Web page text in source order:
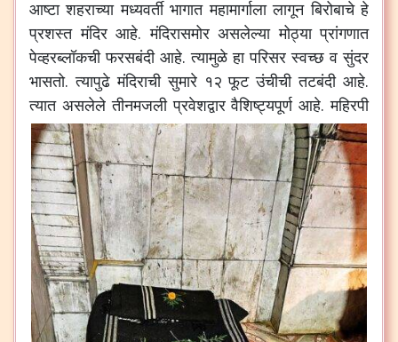
आष्टा शहराच्या मध्यवर्ती भागात महामार्गाला लागून बिरोबाचे हे
प्रशस्त मंदिर आहे.मंदिरासमोर असलेल्या मोठ्या प्रांगणात
पेव्हरब्लॉकची फरसबंदी आहे.त्यामुळे हा परिसर स्वच्छ व सुंदर
भासतो.त्यापुढे मंदिराची सुमारे १२ फूट उंचीची तटबंदी आहे.
त्यात असलेले तीनमजली प्रवेशद्वार वैशिष्ट्यपूर्ण आहे.महिरपी